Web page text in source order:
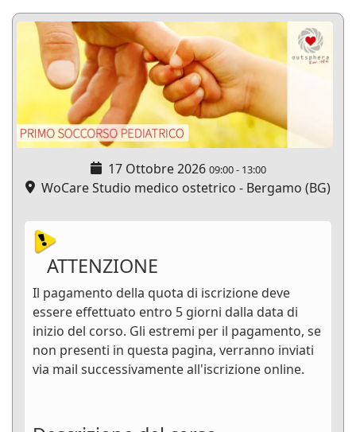
17 Ottobre 2026 09:00- 13:00
WoCare Studio medico ostetrico - Bergamo (BG)
ATTENZIONE
Il pagamento della quota di iscrizione deve
essere effettuato entro 5 giorni dalla data di
inizio del corso. Gli estremi per il pagamento, se
non presenti in questa pagina, verranno inviati
via mail successivamente all'iscrizione online.